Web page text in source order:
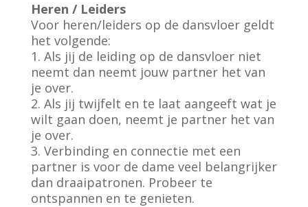
Heren / Leiders
Voor heren/leiders op de dansvloer geldt
het volgende:
1. Als jij de leiding op de dansvloer niet
neemt dan neemt jouw partner het van
je over.
2. Als jij twijfelt en te laat aangeeft wat je
wilt gaan doen, neemt je partner het van
je over.
3. Verbinding en connectie met een
partner is voor de dame veel belangrijker
dan draaipatronen. Probeer te
ontspannen en te genieten.